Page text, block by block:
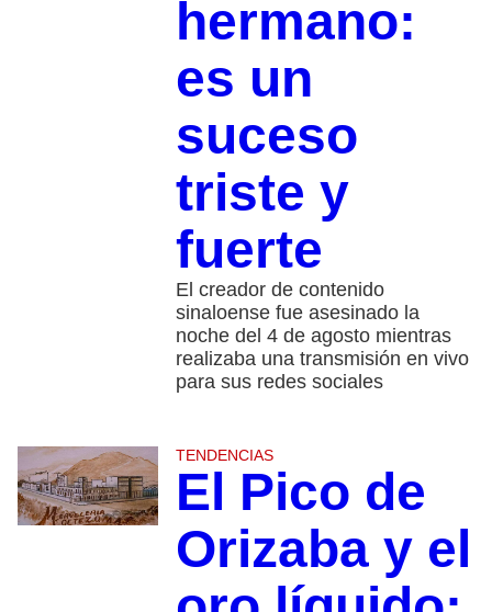
hermano:
es un
suceso
triste y
fuerte
El creador de contenido
sinaloense fue asesinado la
noche del 4 de agosto mientras
realizaba una transmisión en vivo
para sus redes sociales
TENDENCIAS
El Pico de
Orizaba y el